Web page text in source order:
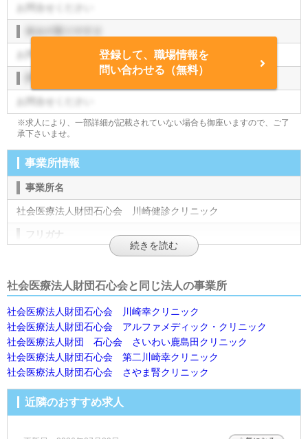
お問合せください
お問合せください
登録して、職場情報を
問い合わせる（無料）
※求人により、一部詳細が記載されていない場合も御座いますので、ご了
承下さいませ。
事業所情報
事業所名
社会医療法人財団石心会 川崎健診クリニック
フリガナ
ｻﾞｨﾀﾞﾝｾｷｼﾝｶｨｶﾜｻｷｹﾝｼﾝｸﾘﾆｯｸ
施設形態
法人名
社会医療法人財団石心会
住所
神奈川県川崎市川崎区駅前本町10-5 クリエ川崎8階
社会医療法人財団石心会と同じ法人の事業所
社会医療法人財団石心会 川崎幸クリニック
社会医療法人財団石心会 アルファメディック・クリニック
社会医療法人財団 石心会 さいわい鹿島田クリニック
社会医療法人財団石心会 第二川崎幸クリニック
社会医療法人財団石心会 さやま腎クリニック
近隣のおすすめ求人